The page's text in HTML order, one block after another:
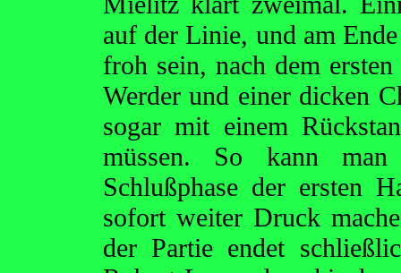
auf der Linie, und am
froh sein, nach dem
Werder und einer dicken
sogar mit einem
müssen. So kann
Schlußphase der ersten
sofort weiter Druck
der Partie endet